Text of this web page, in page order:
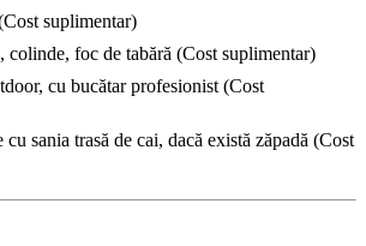
suplimentar)
foc de tabără (Cost suplimentar)
cu bucătar profesionist (Cost
sania trasă de cai, dacă există zăpadă (Cost